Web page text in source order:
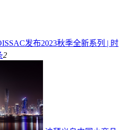
发布2023秋季全新系列 | 时
2